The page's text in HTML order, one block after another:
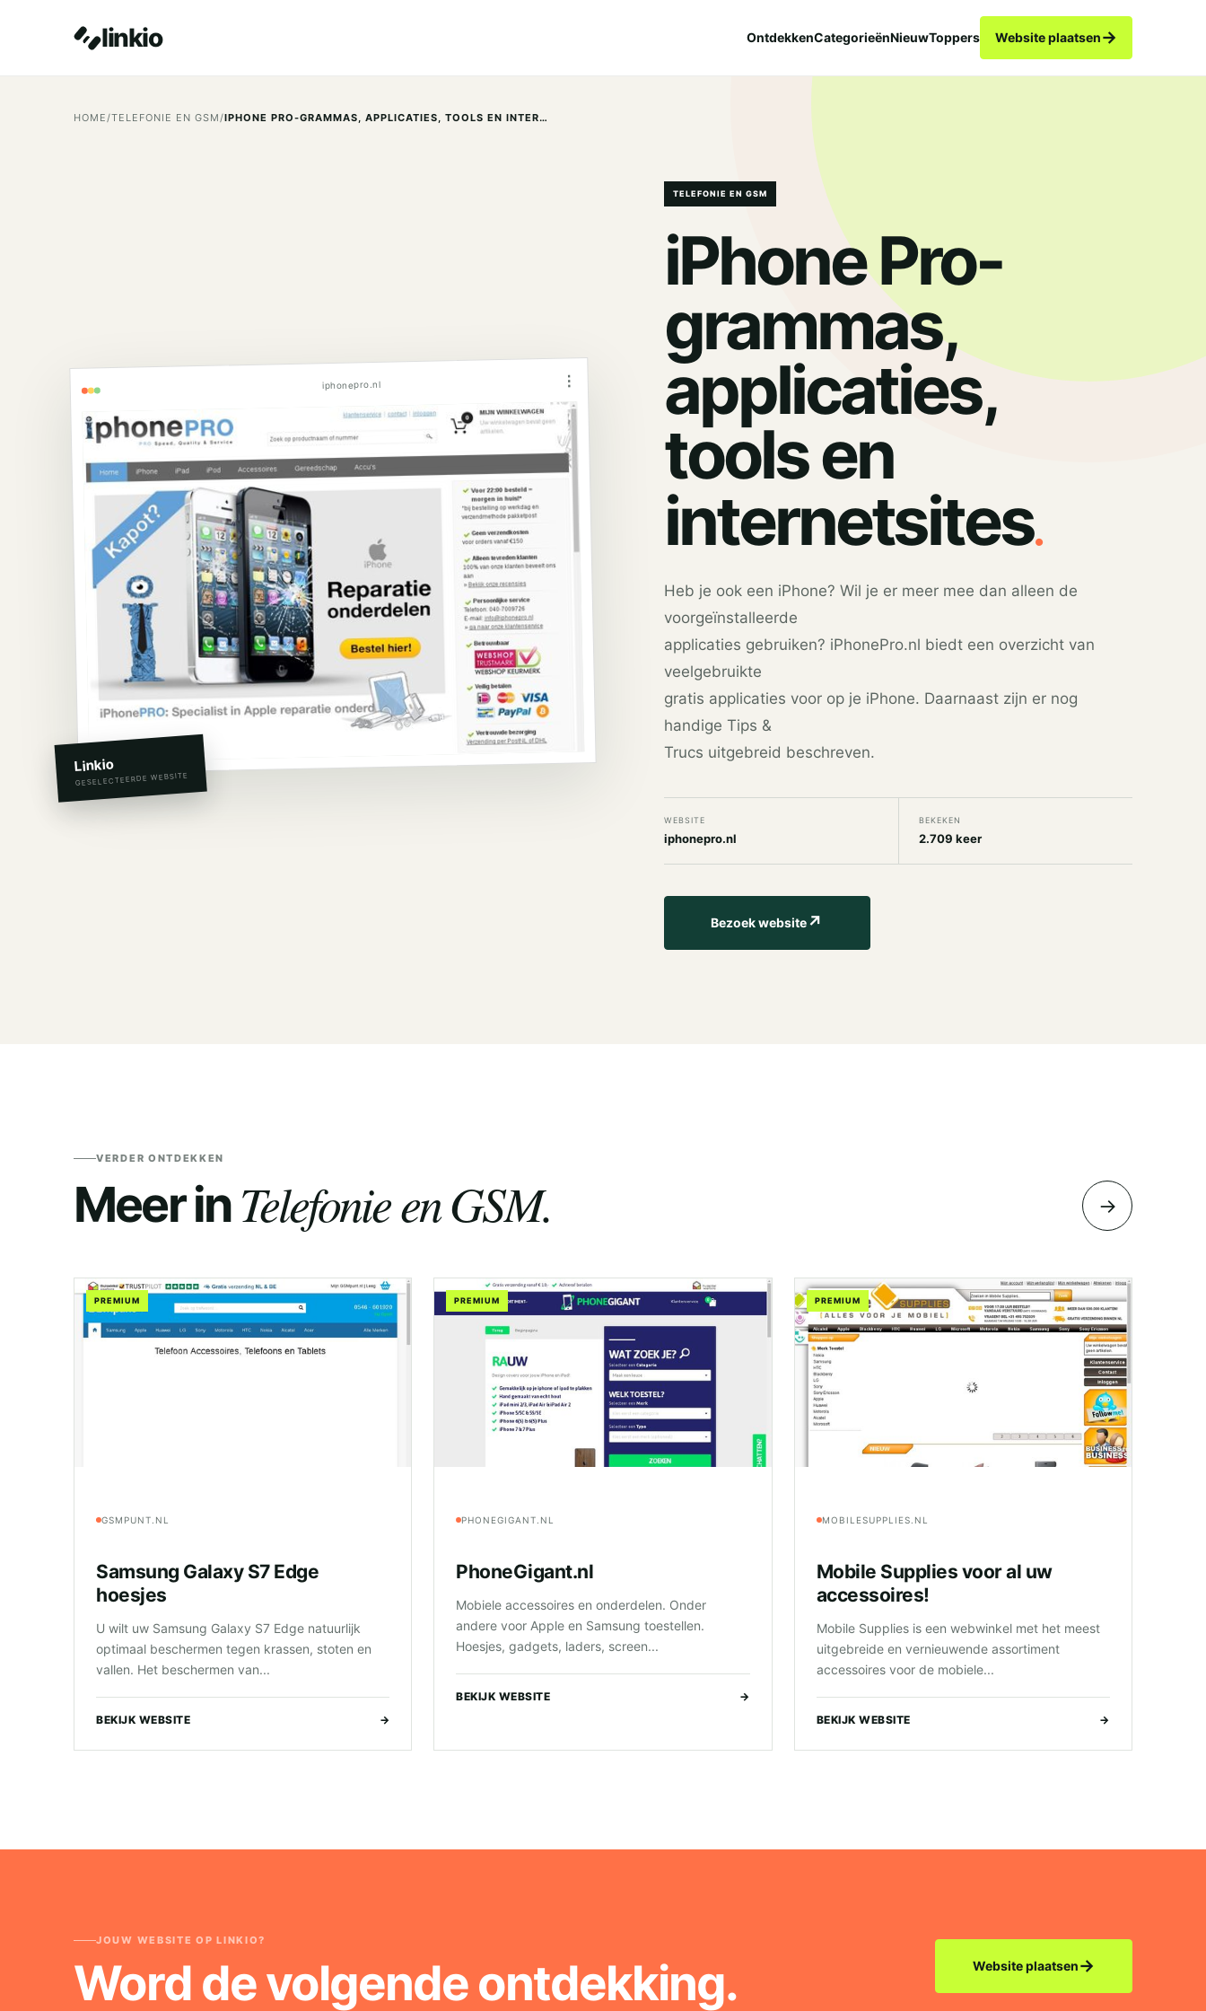
linkio OntdekkenCategorieënNieuwToppers Website plaatsen→
HOME/TELEFONIE EN GSM/ IPHONE PRO-GRAMMAS, APPLICATIES, TOOLS EN INTERNETSITES
iphonepro.nl ⋮
Linkio
GESELECTEERDE WEBSITE
TELEFONIE EN GSM
iPhone Pro-
grammas,
applicaties,
tools en
internetsites.
Heb je ook een iPhone? Wil je er meer mee dan alleen de
voorgeïnstalleerde
applicaties gebruiken? iPhonePro.nl biedt een overzicht van
veelgebruikte
gratis applicaties voor op je iPhone. Daarnaast zijn er nog
handige Tips &
Trucs uitgebreid beschreven.
WEBSITE
iphonepro.nl
BEKEKEN
2.709 keer
Bezoek website↗
VERDER ONTDEKKEN
Meer inTelefonie en GSM. →
PREMIUM
GSMPUNT.NL
Samsung Galaxy S7 Edge
hoesjes
U wilt uw Samsung Galaxy S7 Edge natuurlijk
optimaal beschermen tegen krassen, stoten en
vallen. Het beschermen van...
BEKIJK WEBSITE →
PREMIUM
PHONEGIGANT.NL
PhoneGigant.nl
Mobiele accessoires en onderdelen. Onder
andere voor Apple en Samsung toestellen.
Hoesjes, gadgets, laders, screen...
BEKIJK WEBSITE →
PREMIUM
MOBILESUPPLIES.NL
Mobile Supplies voor al uw
accessoires!
Mobile Supplies is een webwinkel met het meest
uitgebreide en vernieuwende assortiment
accessoires voor de mobiele...
BEKIJK WEBSITE →
JOUW WEBSITE OP LINKIO?
Word de volgende ontdekking. Website plaatsen→